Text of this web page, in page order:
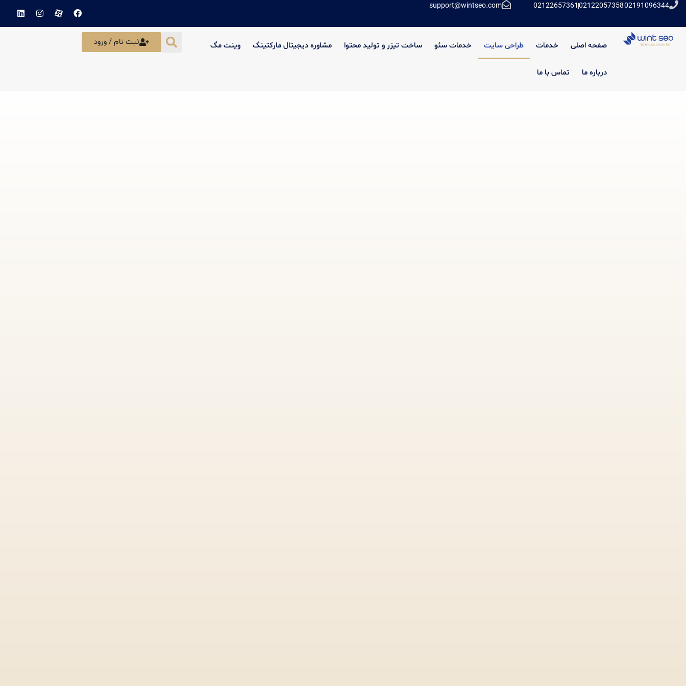
02191096344
02122057358
02122657361
support@wintseo.com
صفحه اصلی خدمات طراحی سایت خدمات سئو ساخت تیزر و تولید محتوا مشاوره دیجیتال مارکتینگ وینت مگ
درباره ما تماس با ما
ثبت نام / ورود